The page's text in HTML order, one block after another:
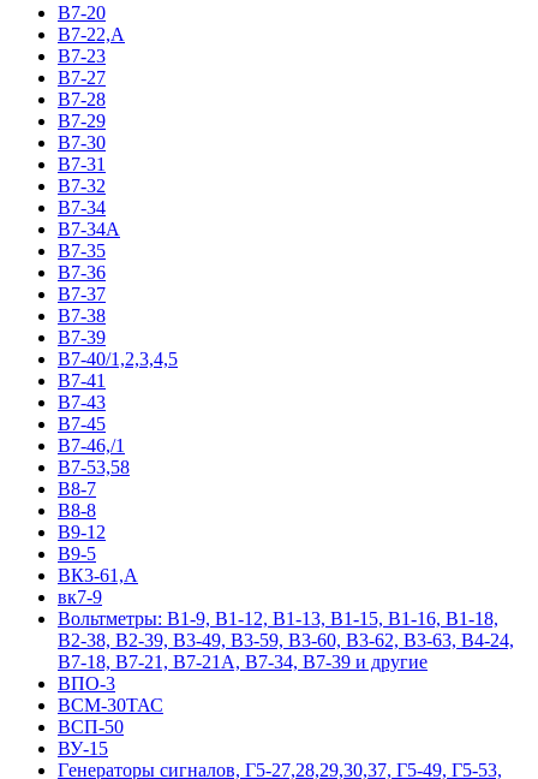
В7-20
В7-22,А
В7-23
В7-27
В7-28
В7-29
В7-30
В7-31
В7-32
В7-34
В7-34А
В7-35
В7-36
В7-37
В7-38
В7-39
В7-40/1,2,3,4,5
В7-41
В7-43
В7-45
В7-46,/1
В7-53,58
В8-7
В8-8
В9-12
В9-5
ВК3-61,А
вк7-9
Вольтметры: В1-9, В1-12, В1-13, В1-15, В1-16, В1-18,
В2-38, В2-39, В3-49, В3-59, В3-60, В3-62, В3-63, В4-24,
В7-18, В7-21, В7-21А, В7-34, В7-39 и другие
ВПО-3
ВСМ-30ТАС
ВСП-50
ВУ-15
Гeнepaтopы cигнaлoв, Г5-27,28,29,30,37, Г5-49, Г5-53,